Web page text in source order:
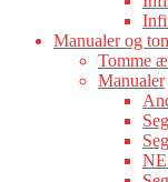
Manualer og
Tomme
Manualer